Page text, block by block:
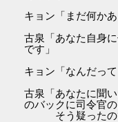
キョン「まだ何かあ
古泉「あなた自身
です」
キョン「なんだって
古泉「あなたに聞
のバックに司令官
そう疑ったので